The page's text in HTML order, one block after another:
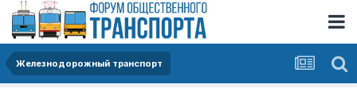
Железнодорожный транспорт